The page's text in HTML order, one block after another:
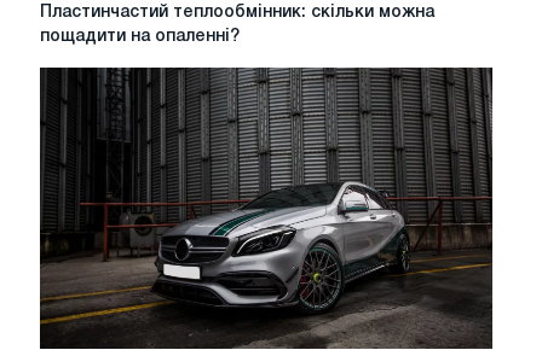
можна
пощадити
на
опаленні?
Пластинчастий теплообмінник: скільки можна
пощадити на опаленні?